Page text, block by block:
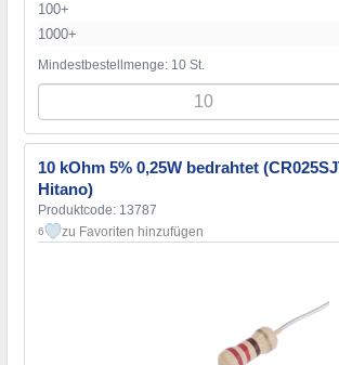
100+
1000+
Mindestbestellmenge: 10 St.
10 kOhm 5% 0,25W bedrahtet
Hitano)
Produktcode: 13787
6 zu Favoriten hinzufügen